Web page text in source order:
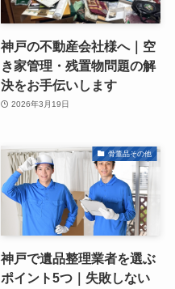
神戸の不動産会社様へ｜空
き家管理・残置物問題の解
決をお手伝いします
2026年3月19日
骨董品その他
神戸で遺品整理業者を選ぶ
ポイント5つ｜失敗しない